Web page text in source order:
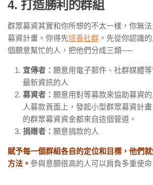
4. 打造勝利的群組
群眾募資其實和你所想的不太一樣，你無
募資計畫。你得先培養社群 。先從你認識
個願意幫忙的人，把他們分成三類──
宣傳者： 願意用電子郵件、社群媒體
最新資訊的人
募資者： 願意用對等募款來協助募資
人募款頁面上，發起小型群眾募資計
的群眾募資資金都來自這個管道。
捐贈者： 願意捐款的人
賦予每一個群組各自的定位和目標，他們
方法。 參與意願很高的人可以肩負多重使命